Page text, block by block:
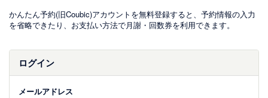
かんたん予約(旧Coubic)アカウントを無料登録すると、予約情報の入力
を省略できたり、お支払い方法で月謝・回数券を利用できます。
ログイン
メールアドレス